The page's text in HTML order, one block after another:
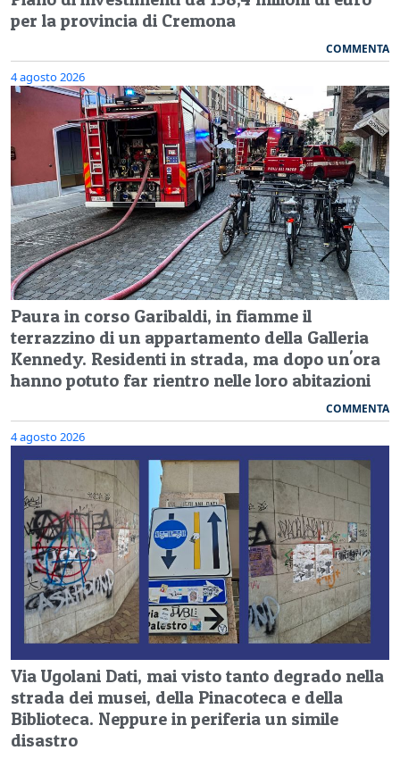
per la provincia di Cremona
COMMENTA
4 agosto 2026
Paura in corso Garibaldi, in fiamme il
terrazzino di un appartamento della Galleria
Kennedy. Residenti in strada, ma dopo un'ora
hanno potuto far rientro nelle loro abitazioni
COMMENTA
4 agosto 2026
Via Ugolani Dati, mai visto tanto degrado nella
strada dei musei, della Pinacoteca e della
Biblioteca. Neppure in periferia un simile
disastro